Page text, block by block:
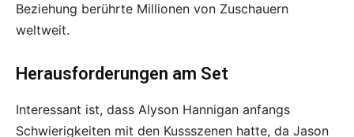
Beziehung berührte Millionen von Zuschauern
weltweit.
Herausforderungen am Set
Interessant ist, dass Alyson Hannigan anfangs
Schwierigkeiten mit den Kussszenen hatte, da Jason